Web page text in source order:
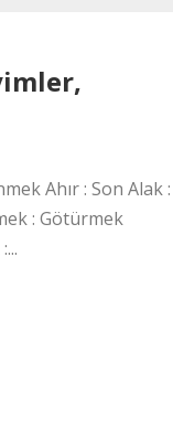
Ahır : Son Alak :
: Götürmek